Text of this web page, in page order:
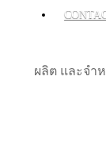
ผลิต และจำ